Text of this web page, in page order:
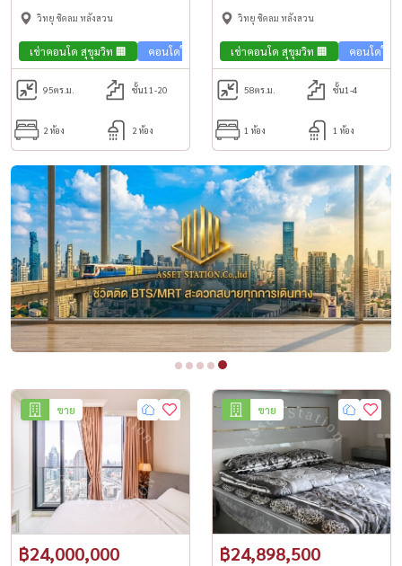
วิทยุ ชิดลม หลังสวน
เช่าคอนโด สุขุมวิท 🏢 คอนโดใกล้รถไฟฟ้า🚈
95ตร.ม. ชั้น11-20
2 ห้อง 2 ห้อง
เพลินจิต🏙️💎
วิทยุ ชิดลม หลังสวน
เช่าคอนโด สุขุมวิท 🏢 คอนโดใก
58ตร.ม. ชั้น1-4
1 ห้อง 1 ห้อง
ขาย
฿24,000,000
ขาย
฿24,898,500